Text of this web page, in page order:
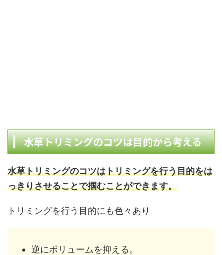
水草トリミングのコツは目的から考える
水草トリミングのコツはトリミングを行う目的をは
っきりさせることで掴むことができます。
トリミングを行う目的にも色々あり
逆にボリュームを抑える。